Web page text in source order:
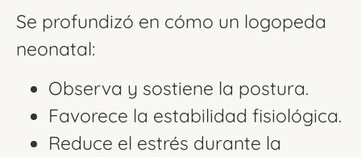
Se profundizó en cómo un logopeda
neonatal:
Observa y sostiene la postura.
Favorece la estabilidad fisiológica.
Reduce el estrés durante la